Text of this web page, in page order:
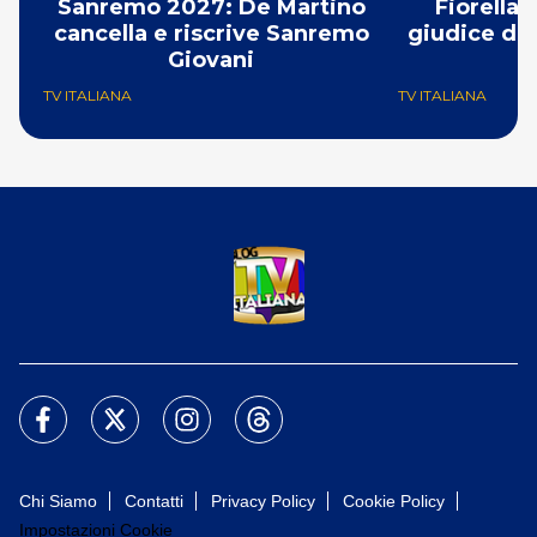
Sanremo 2027: De Martino
cancella e riscrive Sanremo
Giovani
TV ITALIANA
Fiorella
giudice di
TV ITALIANA
Chi Siamo Contatti Privacy Policy
Cookie Policy
Impostazioni Cookie